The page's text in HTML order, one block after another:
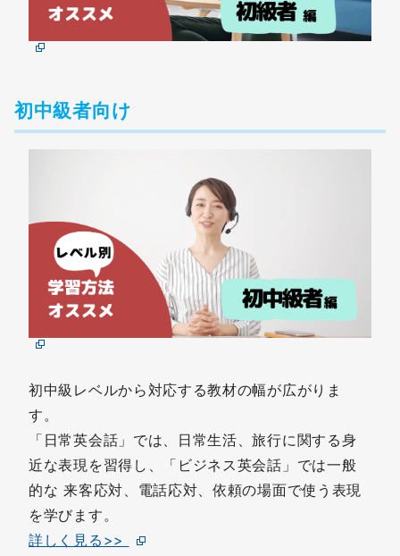
初中級者向け
初中級レベルから対応する教材の幅が広がりま
す。
「日常英会話」では、日常生活、旅行に関する身
近な表現を習得し、「ビジネス英会話」では一般
的な 来客応対、電話応対、依頼の場面で使う表現
を学びます。
詳しく見る>>